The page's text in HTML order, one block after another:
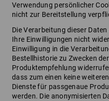
Verwendung persönlicher
nicht zur Bereitstellung
Die Verarbeitung dieser
Ihre Einwilligungen nicht
Einwilligung in die
Bestellhistorie zu Zwecken
Produktempfehlung
dass zum einen keine
Dienste für passgenaue
werden. Die anonymisierten